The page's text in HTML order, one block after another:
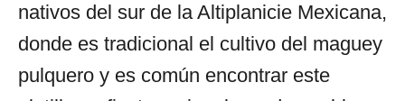
nativos del sur de la Altiplanicie Mexicana,
donde es tradicional el cultivo del maguey
pulquero y es común encontrar este